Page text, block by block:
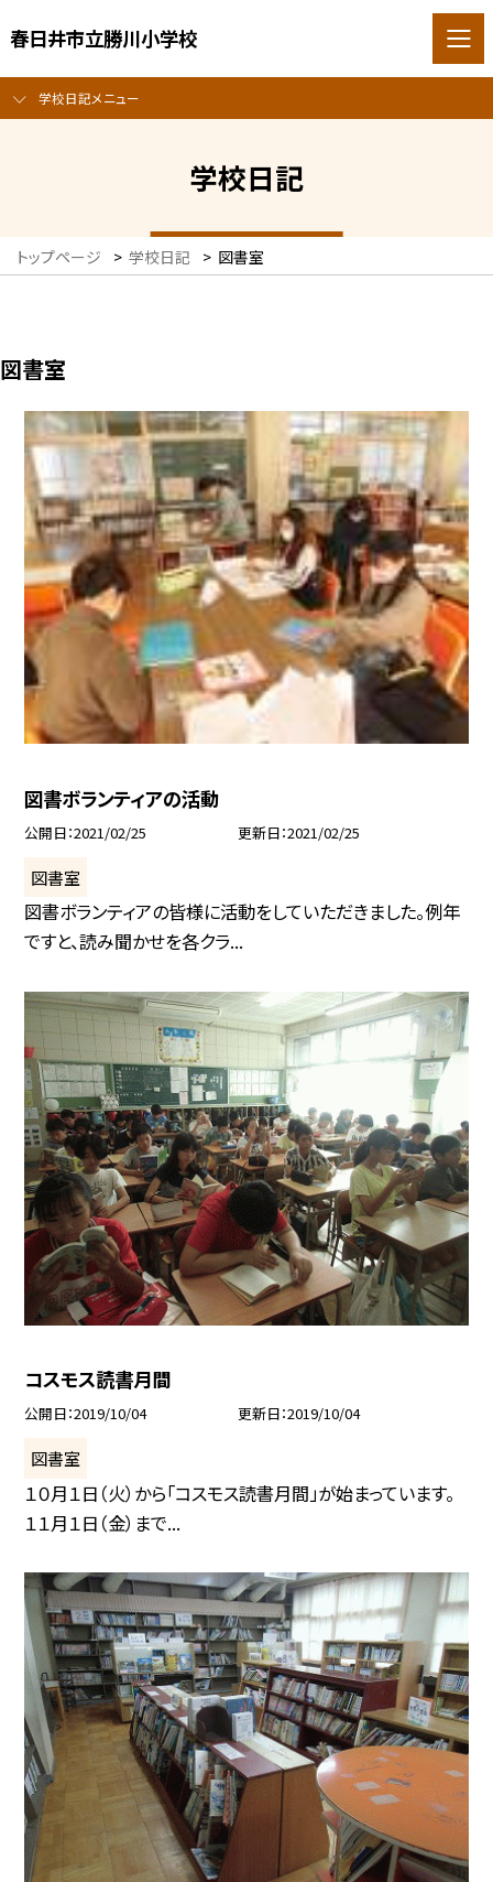
春日井市立勝川小学校
学校日記メニュー
学校日記
トップページ > 学校日記 > 図書室
図書室
図書ボランティアの活動
公開日 2021/02/25 更新日 2021/02/25
図書室
図書ボランティアの皆様に活動をしていただきました。例年
ですと、読み聞かせを各クラ...
コスモス読書月間
公開日 2019/10/04 更新日 2019/10/04
図書室
１０月１日（火）から「コスモス読書月間」が始まっています。
１１月１日（金）まで...